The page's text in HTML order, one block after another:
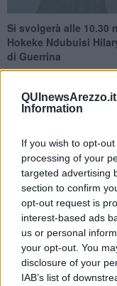
Information
If you wish to opt-
processing of your
targeted advertising
section to confirm
opt-out request is
interest-based ads
us or personal
your opt-out. You
disclosure of your
IAB’s list of
Si svolgerà alle
Hokeke Ndubuisi
di Guerrina
AREZZO —Secondo
inviato per sbaglio
indagatoper la
aveva conosciuto
entrambi avevano
mostrato ai carabinieri
sede di incidente
essere poi
esclusa,da questo
Faustin Mbula